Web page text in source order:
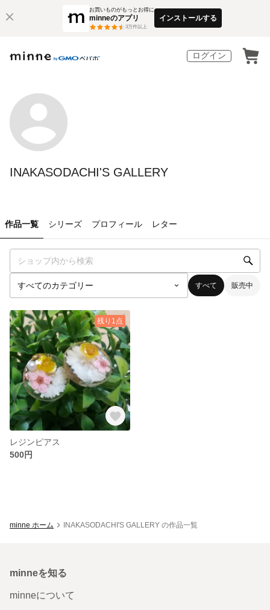
お買いものがもっとお得に
minneのアプリ
3万件以上
インストールする
ログイン
INAKASODACHI'S GALLERY
作品一覧 シリーズ プロフィール レター
すべて 販売中
残り1点
レジンピアス
500円
minne ホーム INAKASODACHI'S GALLERY の作品一覧
minneを知る
minneについて